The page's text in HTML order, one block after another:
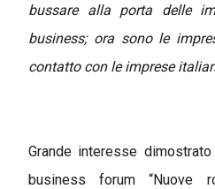
bussare alla porta delle
business; ora sono le
contatto con le imprese
Grande interesse
business forum “Nuove